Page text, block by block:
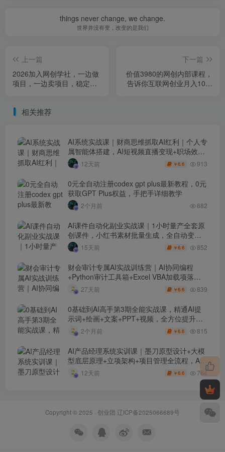
things never change, we change.
世界并没有变，改变的是我们
上一篇
2026加入网创学社，一边做
项目，一边卖项目，稳定月
下一篇
价值3980的网创内部课程，
告诉你互联网创业月入10个
相关推荐
AI系统实战课｜财商思维抓取AI红利｜个人专
属智能体搭建，AI短视频直播变现+职场效率
升级全套教程
12天前 ￥6.6 913
0元全自动注册codex gpt plus最新教程，0元
获取GPT Plus权益，手把手详细教学
2个月前 882
AI课件自动化副业实战课｜1小时量产全套原
创课件，小红书素材批量生成，全自动变现
管线复刻，半年卖3000单
15天前 ￥6.6 852
财会审计专属AI实战训练营｜AI协同编程
+Python审计工具箱+Excel VBA加载项落地
（更新0710）
27天前 ￥6.6 839
0基础到AI高手第3期全能实战课，精通AI提
示词+绘画+文案+PPT+视频，全方位提升效
率与副业收益
2个月前 ￥6.6 815
AI产品经理系统实训课｜墨刀原型设计+大模
型底层原理+立项架构+项目管理全流程，AI
产品落地实战教程
12天前 ￥6.6 764
Copyright © 2025 · 创业团 辽ICP备2025066689号